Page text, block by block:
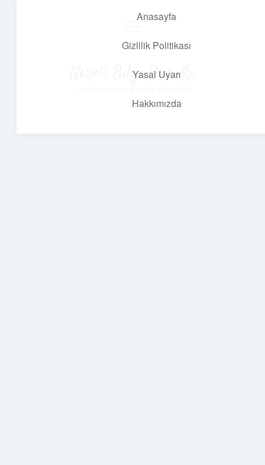
Anasayfa
Gizlilik Politikası
Yasal Uyarı
Hakkımızda
Neşeli Bilgi Durağı